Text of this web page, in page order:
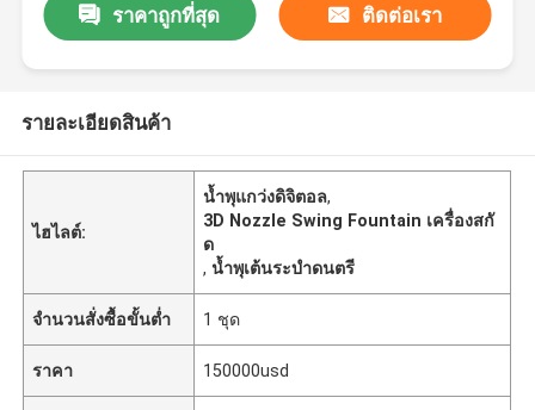
ราคาถูกที่สุด ติดต่อเรา
รายละเอียดสินค้า
ไฮไลต์:
น้ำพุแกว่งดิจิตอล,
3D Nozzle Swing Fountain เครื่องสกั
ด
,น้ำพุเต้นระบำดนตรี
จำนวนสั่งซื้อขั้นต่ำ 1 ชุด
ราคา 150000usd